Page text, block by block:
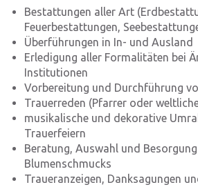
Bestattungen aller Art
Feuerbestattungen,
Überführungen in In- und Ausland
Erledigung aller Formalitäten bei
Institutionen
Vorbereitung und Durchführung
Trauerreden (Pfarrer oder
musikalische und dekorative
Trauerfeiern
Beratung, Auswahl und
Blumenschmucks
Traueranzeigen, Danksagungen